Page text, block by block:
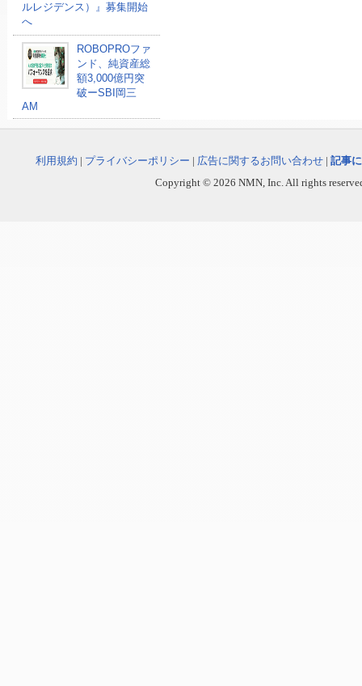
ルレジデンス）』募集開始
へ
ROBOPROファ
ンド、純資産総
額3,000億円突
破ーSBI岡三
AM
利用規約 | プライバシーポリシー | 広告に関するお問い合わせ | 記事
Copyright © 2026 NMN, Inc. All rights